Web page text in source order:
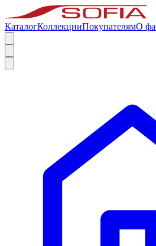
КаталогКоллекцииПокупателямО